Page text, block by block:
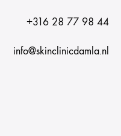
+316 28 77 98 44
info@skinclinicdamla.nl